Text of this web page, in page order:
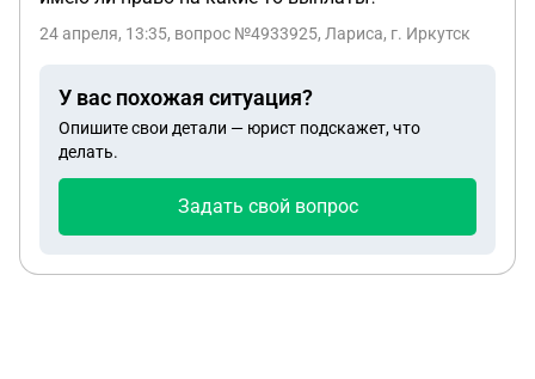
24 апреля, 13:35, вопрос №4933925, Лариса, г. Иркутск
У вас похожая ситуация?
Опишите свои детали — юрист подскажет, что
делать.
Задать свой вопрос